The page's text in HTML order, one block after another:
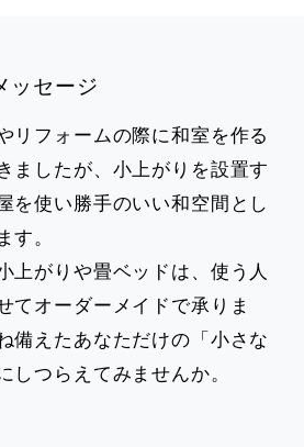
ッセージ
リフォームの際に和室を作る
ましたが、小上がりを設置す
を使い勝手のいい和空間とし
す。
上がりや畳ベッドは、使う人
てオーダーメイドで承りま
備えたあなただけの「小さな
しつらえてみませんか。